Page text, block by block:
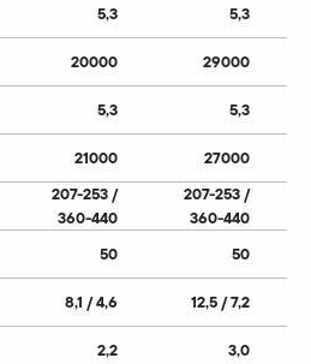
5,3
20000
5,3
21000
207-253 /
360-440
50
8,1 / 4,6
2,2
5,3
29000
5,3
27000
207-253 /
360-440
50
12,5 / 7,2
3,0